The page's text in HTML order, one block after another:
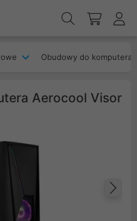
Obudowy do komputera
Aerocool Visor